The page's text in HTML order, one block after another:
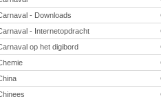
- Downloads
- Internetopdracht
op het digibord